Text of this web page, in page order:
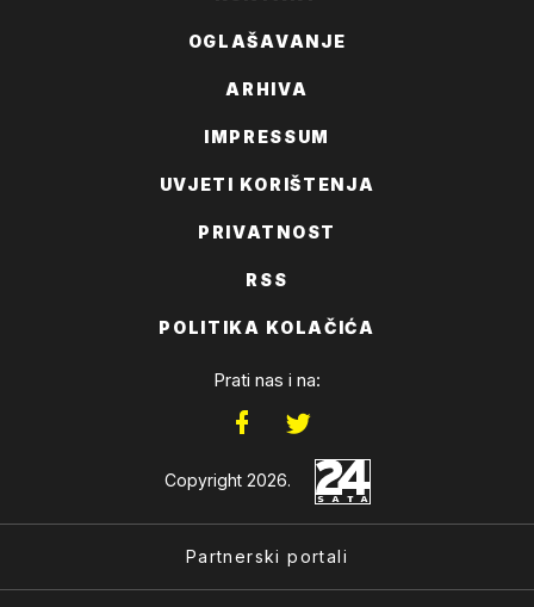
OGLAŠAVANJE
ARHIVA
IMPRESSUM
UVJETI KORIŠTENJA
PRIVATNOST
RSS
POLITIKA KOLAČIĆA
Prati nas i na:
Copyright 2026.
Partnerski portali